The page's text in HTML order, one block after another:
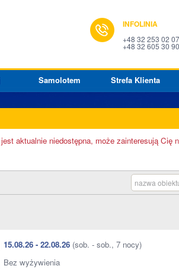
INFOLINIA
+48 32 253 02 07
+48 32 605 30 90
Samolotem Strefa Klienta
jest aktualnie niedostępna, może zainteresują Cię
nazwa
15.08.26 - 22.08.26 (sob. - sob., 7 nocy)
Bez wyżywienia